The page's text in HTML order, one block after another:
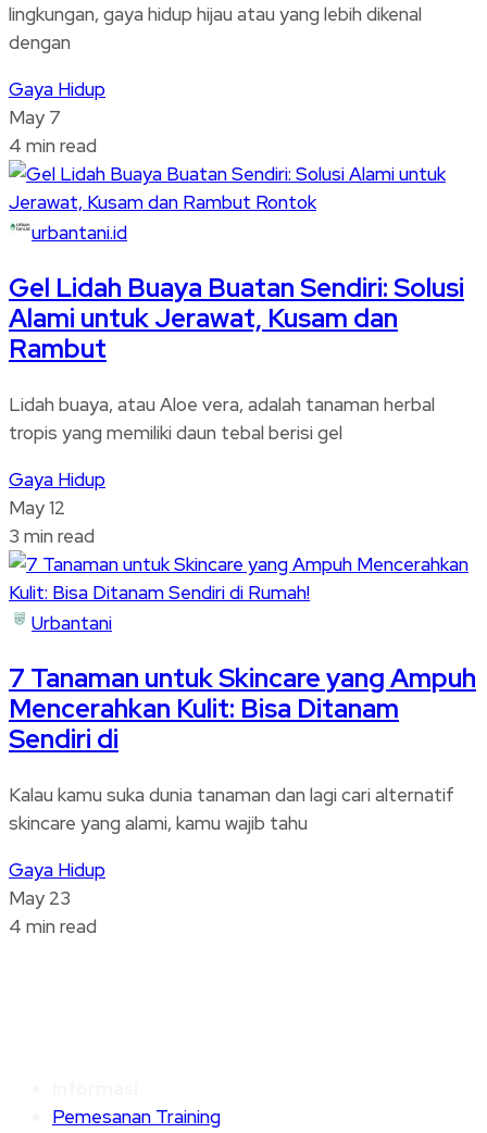
lingkungan, gaya hidup hijau atau yang lebih dikenal
dengan
Gaya Hidup
May 7
4 min read
urbantani.id
Gel Lidah Buaya Buatan Sendiri: Solusi
Alami untuk Jerawat, Kusam dan
Rambut
Lidah buaya, atau Aloe vera, adalah tanaman herbal
tropis yang memiliki daun tebal berisi gel
Gaya Hidup
May 12
3 min read
Urbantani
7 Tanaman untuk Skincare yang Ampuh
Mencerahkan Kulit: Bisa Ditanam
Sendiri di
Kalau kamu suka dunia tanaman dan lagi cari alternatif
skincare yang alami, kamu wajib tahu
Gaya Hidup
May 23
4 min read
Pemesanan Training